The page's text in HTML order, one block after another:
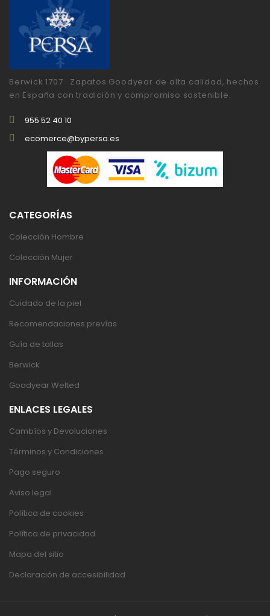
Berwick 1707 · Zapatos Goodyear de alta calidad, hechos
en España con tradición y compromiso sostenible.
955 52 40 10
ecomerce@bypersa.es
CATEGORÍAS
Colección Hombre
Colección Mujer
INFORMACIÓN
Cuidado de la piel
Recomendaciones prevías
Guía de tallas
Berwick
Goodyear Welted
ENLACES LEGALES
Cambíos y Devoluciones
Términos y Condiciones
Pago seguro
Aviso legal
Política de cookies
Política de privacidad
Mapa del sitio
Declaración de accesibilidad